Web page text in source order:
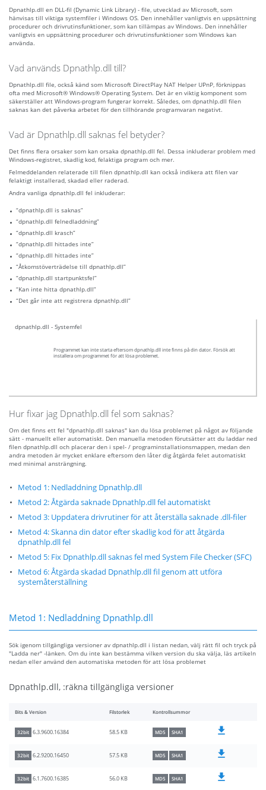
Dpnathlp.dll en DLL-fil (Dynamic Link Library) - file, utvecklad av Microsoft, som
hänvisas till viktiga systemfiler i Windows OS. Den innehåller vanligtvis en uppsättning
procedurer och drivrutinsfunktioner, som kan tillämpas av Windows. Den innehåller
vanligtvis en uppsättning procedurer och drivrutinsfunktioner som Windows kan
använda.
Vad används Dpnathlp.dll till?
Dpnathlp.dll file, också känd som Microsoft DirectPlay NAT Helper UPnP, förknippas
ofta med Microsoft® Windows® Operating System. Det är en viktig komponent som
säkerställer att Windows-program fungerar korrekt. Således, om dpnathlp.dll filen
saknas kan det påverka arbetet för den tillhörande programvaran negativt.
Vad är Dpnathlp.dll saknas fel betyder?
Det finns flera orsaker som kan orsaka dpnathlp.dll fel. Dessa inkluderar problem med
Windows-registret, skadlig kod, felaktiga program och mer.
Felmeddelanden relaterade till filen dpnathlp.dll kan också indikera att filen var
felaktigt installerad, skadad eller raderad.
Andra vanliga dpnathlp.dll fel inkluderar:
“dpnathlp.dll is saknas”
“dpnathlp.dll felnedladdning”
“dpnathlp.dll krasch”
“dpnathlp.dll hittades inte”
“dpnathlp.dll hittades inte”
“Åtkomstöverträdelse till dpnathlp.dll”
“dpnathlp.dll startpunktsfel”
“Kan inte hitta dpnathlp.dll”
“Det går inte att registrera dpnathlp.dll”
dpnathlp.dll - Systemfel
Programmet kan inte starta eftersom dpnathlp.dll inte finns på din dator. Försök att
installera om programmet för att lösa problemet.
Hur fixar jag Dpnathlp.dll fel som saknas?
Om det finns ett fel "dpnathlp.dll saknas" kan du lösa problemet på något av följande
sätt - manuellt eller automatiskt. Den manuella metoden förutsätter att du laddar ned
filen dpnathlp.dll och placerar den i spel- / programinstallationsmappen, medan den
andra metoden är mycket enklare eftersom den låter dig åtgärda felet automatiskt
med minimal ansträngning.
Metod 1: Nedladdning Dpnathlp.dll
Metod 2: Åtgärda saknade Dpnathlp.dll fel automatiskt
Metod 3: Uppdatera drivrutiner för att återställa saknade .dll-filer
Metod 4: Skanna din dator efter skadlig kod för att åtgärda
dpnathlp.dll fel
Metod 5: Fix Dpnathlp.dll saknas fel med System File Checker (SFC)
Metod 6: Åtgärda skadad Dpnathlp.dll fil genom att utföra
systemåterställning
Metod 1: Nedladdning Dpnathlp.dll
Sök igenom tillgängliga versioner av dpnathlp.dll i listan nedan, välj rätt fil och tryck på
"Ladda ner" -länken. Om du inte kan bestämma vilken version du ska välja, läs artikeln
nedan eller använd den automatiska metoden för att lösa problemet
Dpnathlp.dll, :räkna tillgängliga versioner
Bits & Version Filstorlek Kontrollsummor
32bit 6.3.9600.16384 58.5 KB MD5 SHA1
32bit 6.2.9200.16450 57.5 KB MD5 SHA1
32bit 6.1.7600.16385 56.0 KB MD5 SHA1